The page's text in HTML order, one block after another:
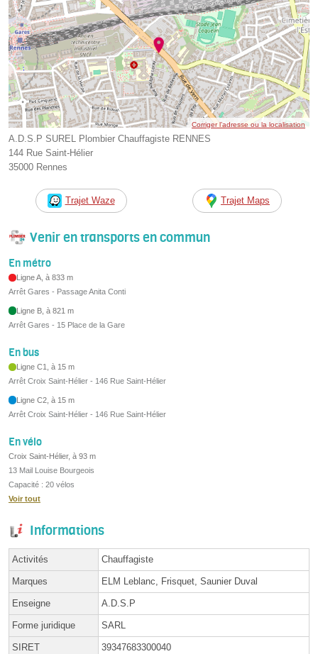
Corriger l’adresse ou la localisation
A.D.S.P SUREL Plombier Chauffagiste RENNES
144 Rue Saint-Hélier
35000 Rennes
Trajet Waze Trajet Maps
Venir en transports en commun
En métro
Ligne A, à 833 m
Arrêt Gares - Passage Anita Conti
Ligne B, à 821 m
Arrêt Gares - 15 Place de la Gare
En bus
Ligne C1, à 15 m
Arrêt Croix Saint-Hélier - 146 Rue Saint-Hélier
Ligne C2, à 15 m
Arrêt Croix Saint-Hélier - 146 Rue Saint-Hélier
En vélo
Croix Saint-Hélier, à 93 m
13 Mail Louise Bourgeois
Capacité : 20 vélos
Voir tout
Informations
Activités Chauffagiste
Marques ELM Leblanc, Frisquet, Saunier Duval
Enseigne A.D.S.P
Forme juridique SARL
SIRET 39347683300040